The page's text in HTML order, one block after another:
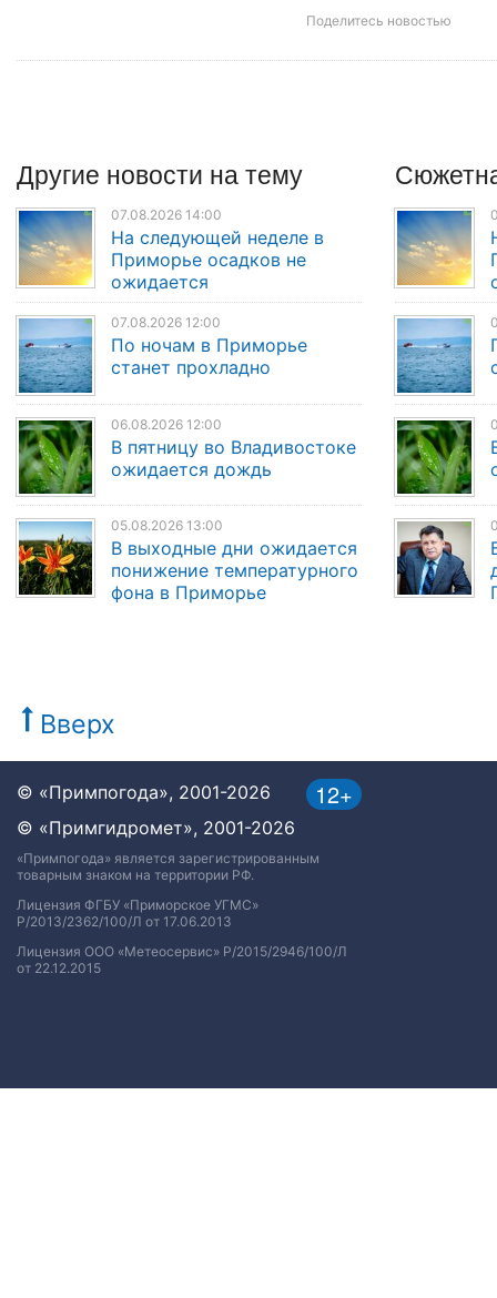
Поделитесь новостью
Другие новости на тему
07.08.2026 14:00
На следующей неделе в
Приморье осадков не
ожидается
07.08.2026 12:00
По ночам в Приморье
станет прохладно
06.08.2026 12:00
В пятницу во Владивостоке
ожидается дождь
05.08.2026 13:00
В выходные дни ожидается
понижение температурного
фона в Приморье
Вверх
12+
© «Примпогода», 2001-2026
© «Примгидромет», 2001-2026
«Примпогода» является зарегистрированным
товарным знаком на территории РФ.
Лицензия ФГБУ «Приморское УГМС»
Р/2013/2362/100/Л от 17.06.2013
Лицензия ООО «Метеосервис» Р/2015/2946/100/Л
от 22.12.2015